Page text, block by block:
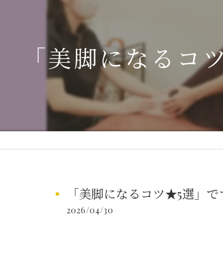
「美脚になる
「美脚になるコツ★5選」
2026/04/30